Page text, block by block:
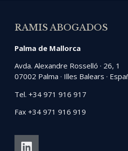
RAMIS ABOGADOS
Palma de Mallorca
Avda. Alexandre Rosselló · 26, 1
07002 Palma · Illes Balears ·
Tel. +34 971 916 917
Fax +34 971 916 919